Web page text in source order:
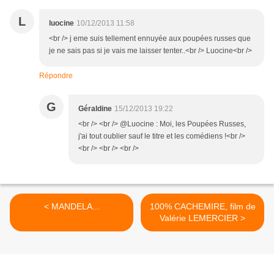
L luocine 10/12/2013 11:58
<br /> j eme suis tellement ennuyée aux poupées russes que
je ne sais pas si je vais me laisser tenter..<br /> Luocine<br />
Répondre
G Géraldine 15/12/2013 19:22
<br /> <br /> @Luocine : Moi, les Poupées Russes,
j'ai tout oublier sauf le titre et les comédiens !<br />
<br /> <br /> <br />
< MANDELA...
100% CACHEMIRE, film de
Valérie LEMERCIER >